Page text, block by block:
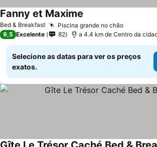
Bed & Breakfast Piscina grande no chão
Fanny et Maxime
9,5 Excelente 82 a 4.4 km de Centro da
Selecione as datas para ver os preços
exatos.